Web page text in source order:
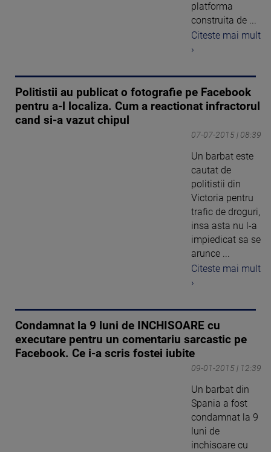
platforma
construita de ...
Citeste mai mult
›
Politistii au publicat o fotografie pe Facebook
pentru a-l localiza. Cum a reactionat infractorul
cand si-a vazut chipul
07-07-2015 | 08:39
Un barbat este
cautat de
politistii din
Victoria pentru
trafic de droguri,
insa asta nu l-a
impiedicat sa se
arunce ...
Citeste mai mult
›
Condamnat la 9 luni de INCHISOARE cu
executare pentru un comentariu sarcastic pe
Facebook. Ce i-a scris fostei iubite
09-01-2015 | 12:39
Un barbat din
Spania a fost
condamnat la 9
luni de
inchisoare cu